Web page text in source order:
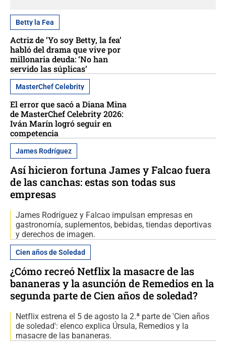
Betty la Fea
Actriz de ‘Yo soy Betty, la fea’
habló del drama que vive por
millonaria deuda: ‘No han
servido las súplicas’
MasterChef Celebrity
El error que sacó a Diana Mina
de MasterChef Celebrity 2026:
Iván Marín logró seguir en
competencia
James Rodríguez
Así hicieron fortuna James y Falcao fuera
de las canchas: estas son todas sus
empresas
James Rodríguez y Falcao impulsan empresas en
gastronomía, suplementos, bebidas, tiendas deportivas
y derechos de imagen.
Cien años de Soledad
¿Cómo recreó Netflix la masacre de las
bananeras y la asunción de Remedios en la
segunda parte de Cien años de soledad?
Netflix estrena el 5 de agosto la 2.ª parte de 'Cien años
de soledad': elenco explica Úrsula, Remedios y la
masacre de las bananeras.